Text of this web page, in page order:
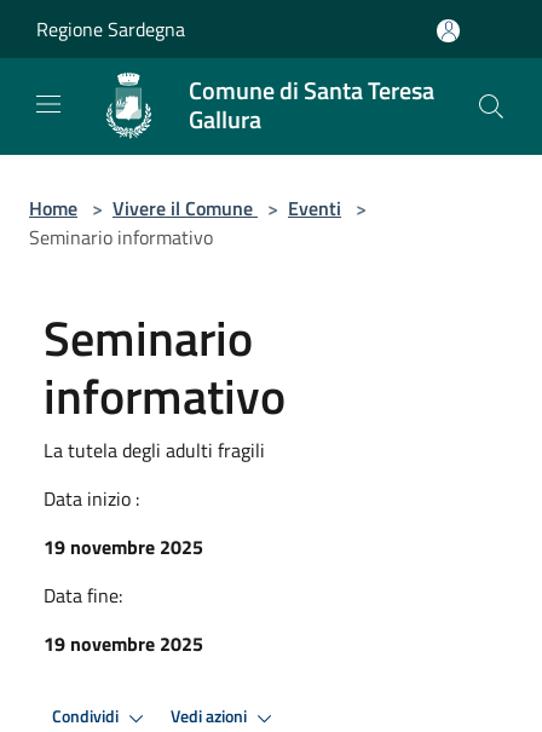
Regione Sardegna
Comune di Santa Teresa
Gallura
Home > Vivere il Comune > Eventi >
Seminario informativo
Seminario
informativo
La tutela degli adulti fragili
Data inizio :
19 novembre 2025
Data fine:
19 novembre 2025
Condividi Vedi azioni